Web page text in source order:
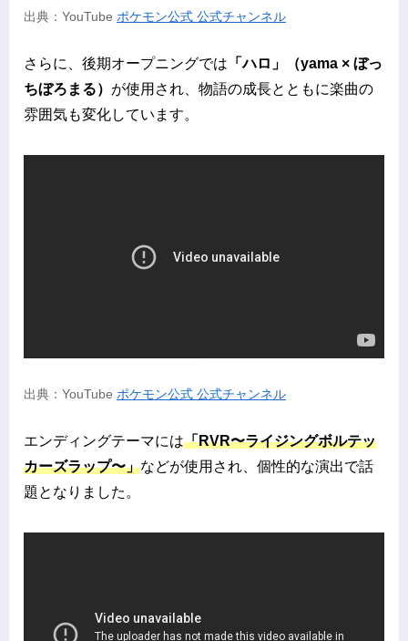
出典：YouTube ポケモン公式 公式チャンネル
さらに、後期オープニングでは 「ハロ」（yama × ぼっ
ちぼろまる） が使用され、物語の成長とともに楽曲の
雰囲気も変化しています。
出典：YouTube ポケモン公式 公式チャンネル
エンディングテーマには「RVR〜ライジングボルテッ
カーズラップ〜」などが使用され、個性的な演出で話
題となりました。